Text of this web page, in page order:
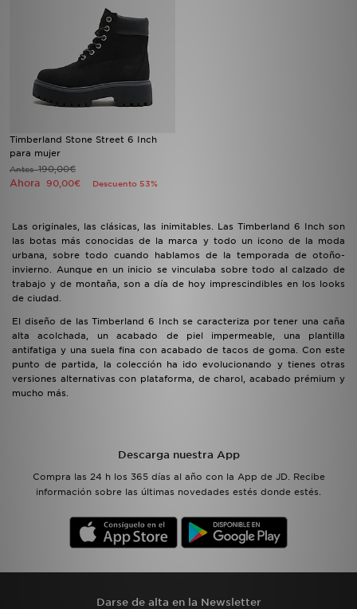
Timberland Stone Street 6 Inch
para mujer
Antes190,00€
Ahora 90,00€ Descuento 53%
Las originales, las clásicas, las inimitables. Las Timberland 6 Inch son
las botas más conocidas de la marca y todo un icono de la moda
urbana, sobre todo cuando hablamos de la temporada de otoño-
invierno. Aunque en un inicio se vinculaba sobre todo al calzado de
trabajo y de montaña, son a día de hoy imprescindibles en los looks
de ciudad.
El diseño de las Timberland 6 Inch se caracteriza por tener una caña
alta acolchada, un acabado de piel impermeable, una plantilla
antifatiga y una suela fina con acabado de tacos de goma. Con este
punto de partida, la colección ha ido evolucionando y tienes otras
versiones alternativas con plataforma, de charol, acabado prémium y
mucho más.
Descarga nuestra App
Compra las 24 h los 365 días al año con la App de JD. Recibe
información sobre las últimas novedades estés donde estés.
Darse de alta en la Newsletter